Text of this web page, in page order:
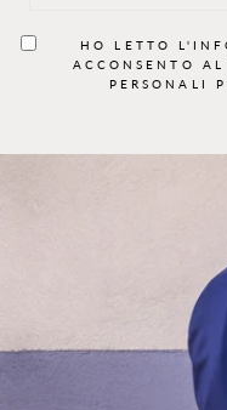
HO LETTO
ACCONSENTO
PERSONALI